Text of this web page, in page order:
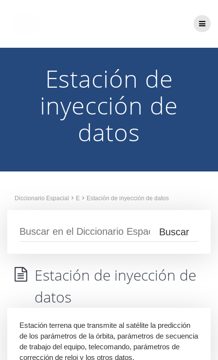
Estación de
inyección de
datos
Diccionario Espacial E Estación de inyección de datos
Estación de inyección de
datos
Estación terrena que transmite al satélite la predicción
de los parámetros de la órbita, parámetros de secuencia
de trabajo del equipo, telecomando, parámetros de
corrección de reloj y los otros datos.